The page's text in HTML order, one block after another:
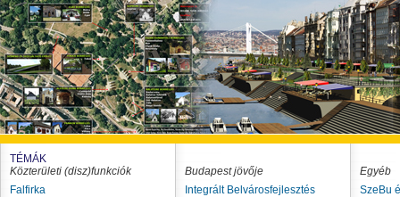
TÉMÁK
Közterületi (disz)funkciók
Falfirka
Budapest jövője
Integrált Belvárosfejlesztés
Egyéb
SzeBu